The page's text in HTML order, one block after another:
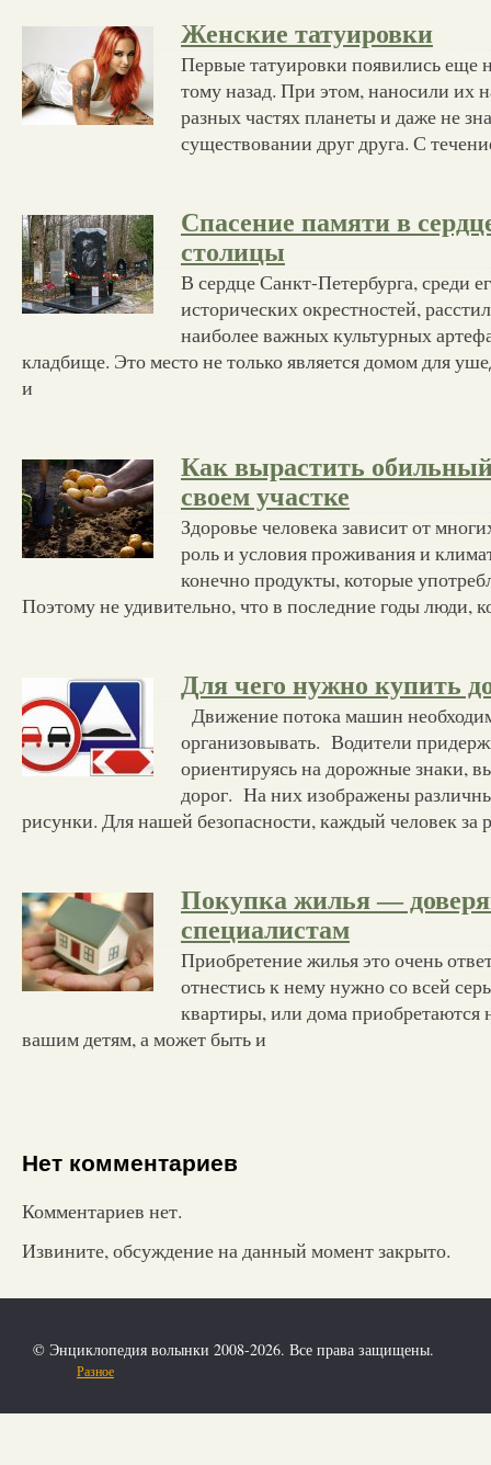
Женские татуировки
Первые татуировки появились еще
тому назад. При этом, наносили их
разных частях планеты и даже не
существовании друг друга. С
Спасение памяти в
столицы
В сердце Санкт-Петербурга, среди
исторических окрестностей,
наиболее важных культурных
кладбище. Это место не только является домом для
и
Как вырастить
своем участке
Здоровье человека зависит от
роль и условия проживания и
конечно продукты, которые
Поэтому не удивительно, что в последние годы люди,
Для чего нужно купить
Движение потока машин
организовывать. Водители
ориентируясь на дорожные знаки,
дорог. На них изображены
рисунки. Для нашей безопасности, каждый человек за
Покупка жилья —
специалистам
Приобретение жилья это очень
отнестись к нему нужно со всей
квартиры, или дома приобретаются
вашим детям, а может быть и
Нет комментариев
Комментариев нет.
Извините, обсуждение на данный момент закрыто.
© Энциклопедия волынки 2008-2026. Все права защищены.
Разное